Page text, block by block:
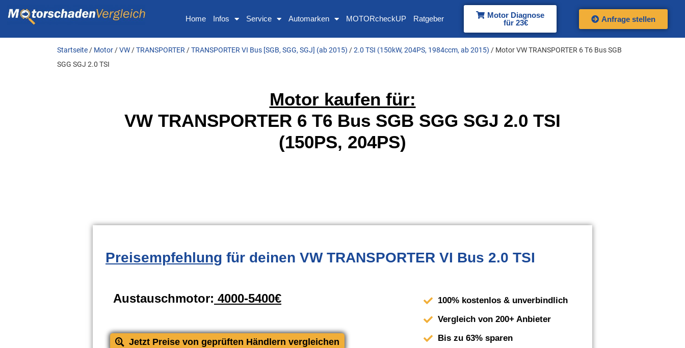
Home Infos Service Automarken MOTORcheckUP Ratgeber
Motor Diagnose
für 23€
Anfrage stellen
Startseite / Motor /VW /TRANSPORTER /TRANSPORTER VI Bus [SGB, SGG, SGJ] (ab 2015) /2.0 TSI (150kW, 204PS, 1984ccm, ab 2015) / Motor VW TRANSPORTER 6 T6 Bus SGB
SGG SGJ 2.0 TSI
Motor kaufen für:
VW TRANSPORTER 6 T6 Bus SGB SGG SGJ 2.0 TSI
(150PS, 204PS)
Preisempfehlung für deinen VW TRANSPORTER VI Bus 2.0 TSI
Austauschmotor: 4000-5400€
Jetzt Preise von geprüften Händlern vergleichen
100% kostenlos & unverbindlich
Vergleich von 200+ Anbieter
Bis zu 63% sparen